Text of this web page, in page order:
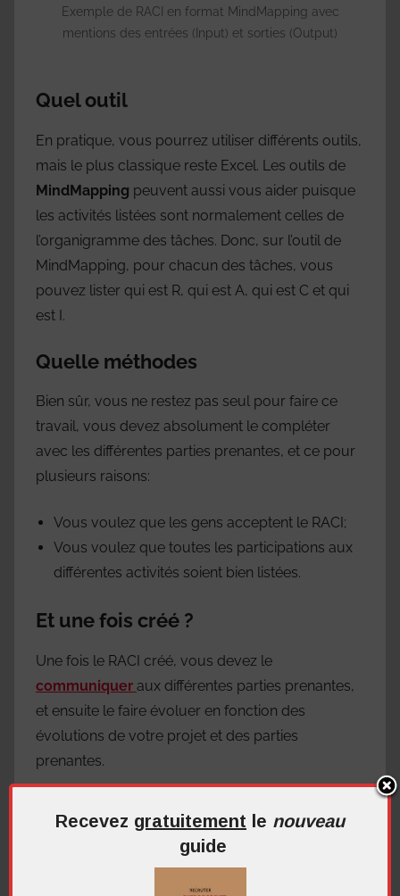
Exemple de RACI en format MindMapping avec
mentions des entrées (Input) et sorties (Output)
Quel outil
En pratique, vous pourrez utiliser différents outils,
mais le plus classique reste Excel. Les outils de
MindMapping peuvent aussi vous aider puisque
les activités listées sont normalement celles de
l’organigramme des tâches. Donc, sur l’outil de
MindMapping, pour chacun des tâches, vous
pouvez lister qui est R, qui est A, qui est C et qui
est I.
Quelle méthodes
Bien sûr, vous ne restez pas seul pour faire ce
travail, vous devez absolument le compléter
avec les différentes parties prenantes, et ce pour
plusieurs raisons:
Vous voulez que les gens acceptent le RACI;
Vous voulez que toutes les participations aux
différentes activités soient bien listées.
Et une fois créé ?
Une fois le RACI créé, vous devez le
communiquer aux différentes parties prenantes,
et ensuite le faire évoluer en fonction des
évolutions de votre projet et des parties
prenantes.
liens entre les personnesau fil des activités: qui
fournit les données d’entrée, qui les reçoit, quand,
Recevez gratuitement le nouveau
guide